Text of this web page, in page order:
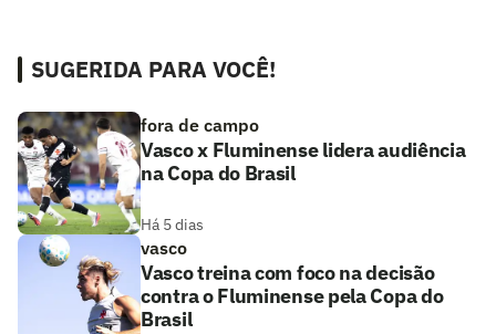
SUGERIDA PARA VOCÊ!
fora de campo
Vasco x Fluminense lidera audiência
na Copa do Brasil
Há 5 dias
vasco
Vasco treina com foco na decisão
contra o Fluminense pela Copa do
Brasil